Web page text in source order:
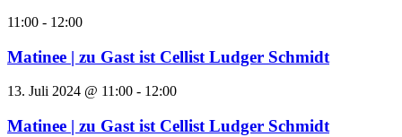
11:00 - 12:00
Matinee | zu Gast ist Cellist Ludger Schmidt
13. Juli 2024 @ 11:00 - 12:00
Matinee | zu Gast ist Cellist Ludger Schmidt